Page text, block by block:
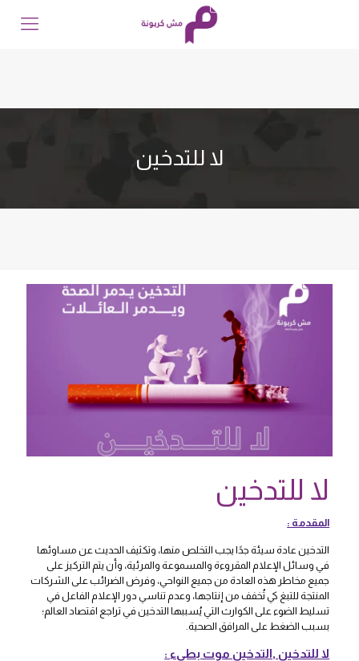
لا للتدخين
لا للتدخين
المقدمة :
التدخين عادة سيئة جدًا يجب التخلص منها، وتكثيف الحديث عن مساوئها
في وسائل الإعلام المقروءة والمسموعة والمرئية، وأن يتم التركيز على
جميع مخاطر هذه العادة من جميع النواحي، وفرض الضرائب على الشركات
المنتجة للتبغ كي تُخفف من إنتاجها، وعدم تناسي دور الإعلام الفاعل في
تسليط الضوء على الكوارث التي يُسببها التدخين في تراجع اقتصاد العالم؛
بسبب الضغط على المرافق الصحية.
لا للتدخين ,التدخين موت بطيء :